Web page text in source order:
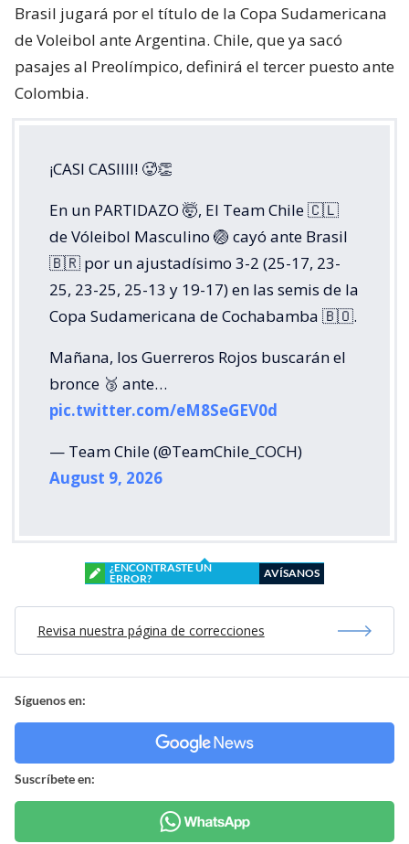
Brasil jugará por el título de la Copa Sudamericana
de Voleibol ante Argentina. Chile, que ya sacó
pasajes al Preolímpico, definirá el tercer puesto ante
Colombia.
¡CASI CASIIII! 🥵👏
En un PARTIDAZO 🤯, El Team Chile 🇨🇱
de Vóleibol Masculino 🏐 cayó ante Brasil
🇧🇷 por un ajustadísimo 3-2 (25-17, 23-
25, 23-25, 25-13 y 19-17) en las semis de la
Copa Sudamericana de Cochabamba 🇧🇴.
Mañana, los Guerreros Rojos buscarán el
bronce 🥉 ante…
pic.twitter.com/eM8SeGEV0d
— Team Chile (@TeamChile_COCH)
August 9, 2026
¿ENCONTRASTE UN
ERROR?
AVÍSANOS
Revisa nuestra página de correcciones
Síguenos en:
Suscríbete en: